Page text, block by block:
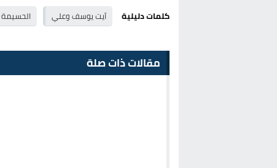
كلمات دليلية
آيت يوسف وعلي الحسيمة
مقالات ذات صلة